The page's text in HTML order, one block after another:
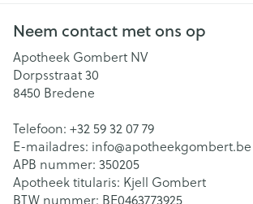
Neem contact met ons op
Apotheek Gombert NV
Dorpsstraat 30
8450 Bredene
Telefoon: +32 59 32 07 79
E-mailadres: info@apotheekgombert.be
APB nummer: 350205
Apotheek titularis: Kjell Gombert
BTW nummer: BE0463773925